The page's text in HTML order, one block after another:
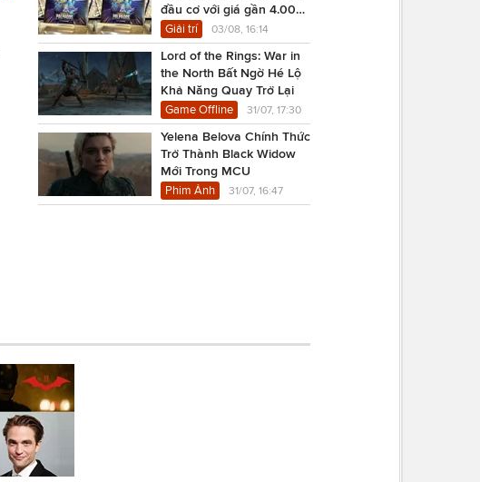
đầu cơ với giá gần 4.000
USD
Giải trí 03/08, 16:14
Lord of the Rings: War in
the North Bất Ngờ Hé Lộ
Khả Năng Quay Trở Lại
Game Offline 31/07, 17:30
Yelena Belova Chính Thức
Trở Thành Black Widow
Mới Trong MCU
Phim Ảnh 31/07, 16:47